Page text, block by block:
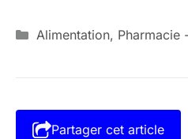
Catégories
Alimentation, Pharmacie
Partager cet article